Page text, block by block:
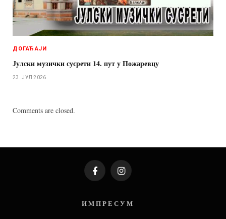
ДОГАЂАЈИ
Јулски музички сусрети 14. пут у Пожаревцу
23. ЈУЛ 2026.
Comments are closed.
FacebookInstagram
И М П Р Е С У М